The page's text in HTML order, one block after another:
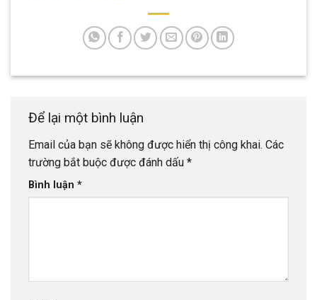
Để lại một bình luận
Email của bạn sẽ không được hiển thị công khai. Các
trường bắt buộc được đánh dấu *
Bình luận *